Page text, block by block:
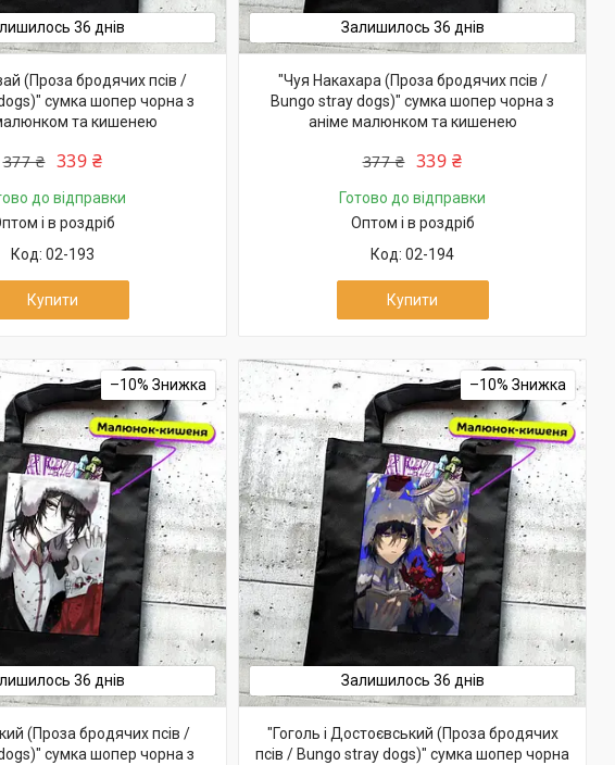
36 днів
(Проза бродячих псів /
сумка шопер чорна з
та кишенею
377 ₴ 339 ₴
до відправки
і в роздріб
02-193
Купити
Залишилось 36 днів
"Чуя Накахара (Проза бродячих псів /
Bungo stray dogs)" сумка шопер чорна з
аніме малюнком та кишенею
377 ₴ 339 ₴
Готово до відправки
Оптом і в роздріб
02-194
Купити
–10%
36 днів
(Проза бродячих псів /
сумка шопер чорна з
–10%
Залишилось 36 днів
"Гоголь і Достоєвський (Проза бродячих
псів / Bungo stray dogs)" сумка шопер чорна